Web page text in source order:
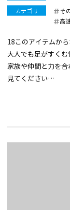
カテゴリ
そ
高
18このアイテムか
大人でも足がすくむ
家族や仲間と力を
見てください
約２００ｍの空中